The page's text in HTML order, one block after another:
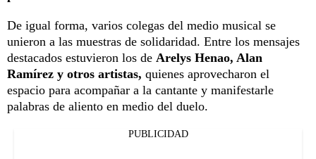
De igual forma, varios colegas del medio musical se
unieron a las muestras de solidaridad. Entre los mensajes
destacados estuvieron los de Arelys Henao, Alan
Ramírez y otros artistas, quienes aprovecharon el
espacio para acompañar a la cantante y manifestarle
palabras de aliento en medio del duelo.
PUBLICIDAD